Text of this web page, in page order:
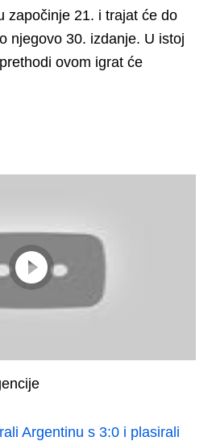
započinje 21. i trajat će do
njegovo 30. izdanje. U istoj
ovom igrat će
Argentinu s 3:0 i plasirali